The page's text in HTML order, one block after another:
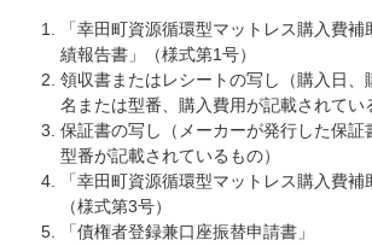
「幸田町資源循環型マットレス購入費
績報告書」（様式第1号）
領収書またはレシートの写し（購入日、
名または型番、購入費用が記載されてい
保証書の写し（メーカーが発行した保証
型番が記載されているもの）
「幸田町資源循環型マットレス購入費補
（様式第3号）
「債権者登録兼口座振替申請書」